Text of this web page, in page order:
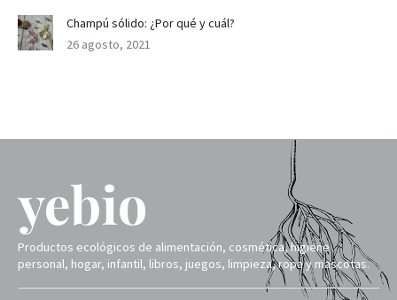
Champú sólido: ¿Por qué y cuál?
26 agosto, 2021
Productos ecológicos de alimentación, cosmética, higiene
personal, hogar, infantil, libros, juegos, limpieza, ropa y mascotas.